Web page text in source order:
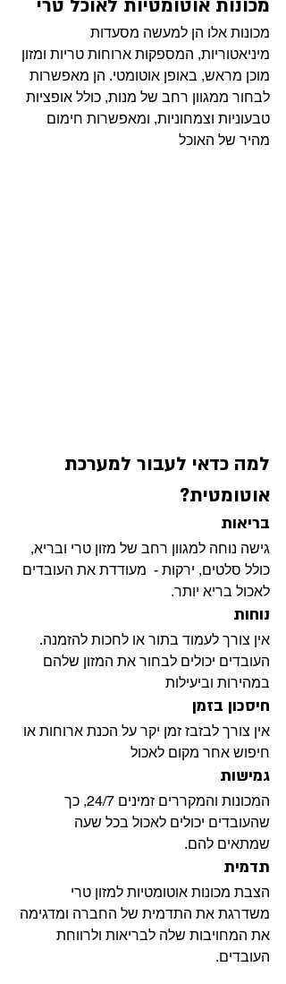
מכונות אוטומטיות לאוכל טרי
מכונות אלו הן למעשה מסעדות
מיניאטוריות, המספקות ארוחות טריות ומזון
מוכן מראש, באופן אוטומטי. הן מאפשרות
לבחור ממגוון רחב של מנות, כולל אופציות
טבעוניות וצמחוניות, ומאפשרות חימום
מהיר של האוכל
למה כדאי לעבור למערכת
אוטומטית?
בריאות
גישה נוחה למגוון רחב של מזון טרי ובריא,
כולל סלטים, ירקות -  מעודדת את העובדים
לאכול בריא יותר.
נוחות
אין צורך לעמוד בתור או לחכות להזמנה.
העובדים יכולים לבחור את המזון שלהם
במהירות וביעילות
חיסכון בזמן
אין צורך לבזבז זמן יקר על הכנת ארוחות או
חיפוש אחר מקום לאכול
גמישות
המכונות והמקררים זמינים 24/7, כך
שהעובדים יכולים לאכול בכל שעה
שמתאים להם.
תדמית
הצבת מכונות אוטומטיות למזון טרי
משדרגת את התדמית של החברה ומדגימה
את המחויבות שלה לבריאות ולרווחת
העובדים.